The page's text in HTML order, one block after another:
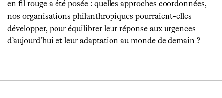
en fil rouge a été posée : quelles approches coordonnées,
nos organisations philanthropiques pourraient-elles
développer, pour équilibrer leur réponse aux urgences
d’aujourd’hui et leur adaptation au monde de demain ?